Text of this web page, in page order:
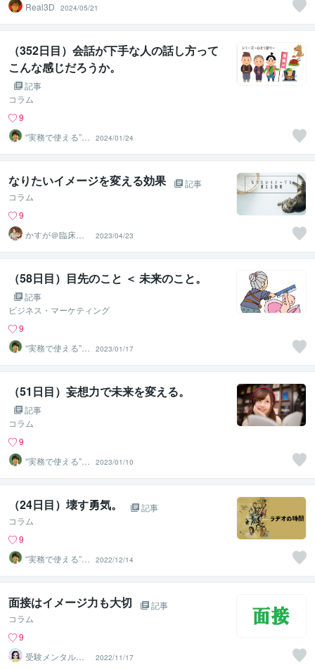
Real3D
2024/05/21
（352日目）会話が下手な人の話し方って
こんな感じだろうか。
記事
コラム
9
“実務で使える”改
善パートナー／
かめきち
2024/01/24
なりたいイメージを変える効果
記事
コラム
9
かすが＠臨床心
理士／伸びしろ
づくり
2023/04/23
（58日目）目先のこと ＜ 未来のこと。
記事
ビジネス・マーケティング
9
“実務で使える”改
善パートナー／
かめきち
2023/01/17
（51日目）妄想力で未来を変える。
記事
コラム
9
“実務で使える”改
善パートナー／
かめきち
2023/01/10
（24日目）壊す勇気。
記事
コラム
9
“実務で使える”改
善パートナー／
かめきち
2022/12/14
面接はイメージ力も大切
記事
コラム
9
受験メンタルト
レーナー イロ
2022/11/17